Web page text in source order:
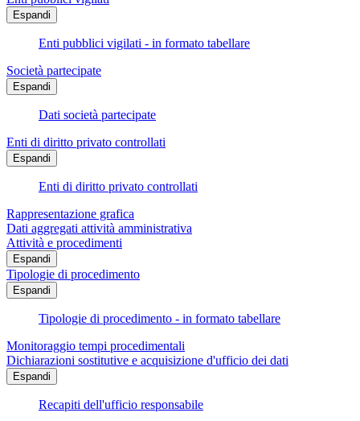
Espandi
Enti pubblici vigilati - in formato tabellare
Società partecipate
Espandi
Dati società partecipate
Enti di diritto privato controllati
Espandi
Enti di diritto privato controllati
Rappresentazione grafica
Dati aggregati attività amministrativa
Attività e procedimenti
Espandi
Tipologie di procedimento
Espandi
Tipologie di procedimento - in formato tabellare
Monitoraggio tempi procedimentali
Dichiarazioni sostitutive e acquisizione d'ufficio dei dati
Espandi
Recapiti dell'ufficio responsabile